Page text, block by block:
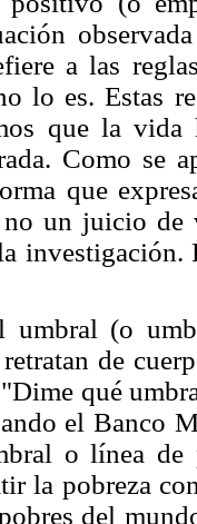
a las
lo es. Estas
que la
Como se
que
no un juicio
investigación.
umbral (o
de
qué
el Banco
o línea de
la pobreza
del